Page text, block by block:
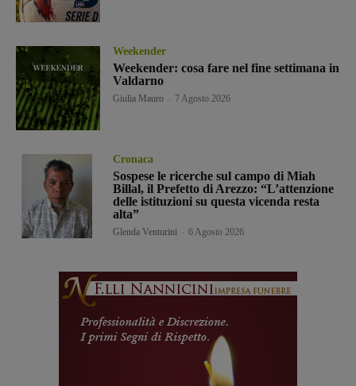
Weekender
Weekender: cosa fare nel fine settimana in
Valdarno
Giulia Mauro 7 Agosto 2026
Cronaca
Sospese le ricerche sul campo di Miah
Billal, il Prefetto di Arezzo: “L’attenzione
delle istituzioni su questa vicenda resta
alta”
Glenda Venturini 6 Agosto 2026